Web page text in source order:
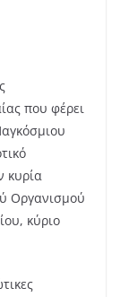
που φέρει
κυρία
Οργανισμού
κύριο